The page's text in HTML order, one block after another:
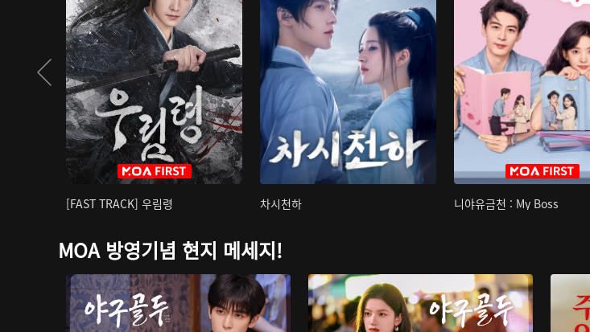
[FAST TRACK] 우림령 차시천하 니야유금천 : My Boss
MOA 방영기념 현지 메세지!